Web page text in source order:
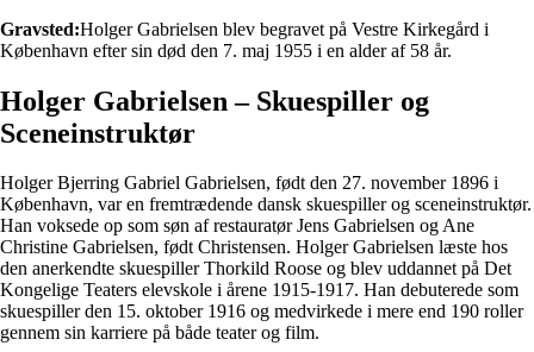
Gravsted:Holger Gabrielsen blev begravet på Vestre Kirkegård i
København efter sin død den 7. maj 1955 i en alder af 58 år.
Holger Gabrielsen – Skuespiller og
Sceneinstruktør
Holger Bjerring Gabriel Gabrielsen, født den 27. november 1896 i
København, var en fremtrædende dansk skuespiller og sceneinstruktør.
Han voksede op som søn af restauratør Jens Gabrielsen og Ane
Christine Gabrielsen, født Christensen. Holger Gabrielsen læste hos
den anerkendte skuespiller Thorkild Roose og blev uddannet på Det
Kongelige Teaters elevskole i årene 1915-1917. Han debuterede som
skuespiller den 15. oktober 1916 og medvirkede i mere end 190 roller
gennem sin karriere på både teater og film.